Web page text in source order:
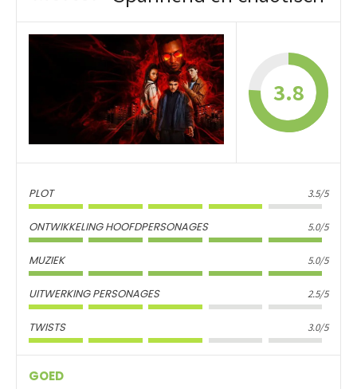
3.8
PLOT 3.5/5
ONTWIKKELING HOOFDPERSONAGES 5.0/5
MUZIEK 5.0/5
UITWERKING PERSONAGES 2.5/5
TWISTS 3.0/5
GOED